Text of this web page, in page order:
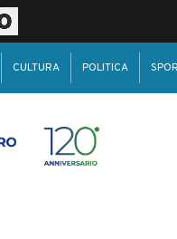
CULTURA POLITICA